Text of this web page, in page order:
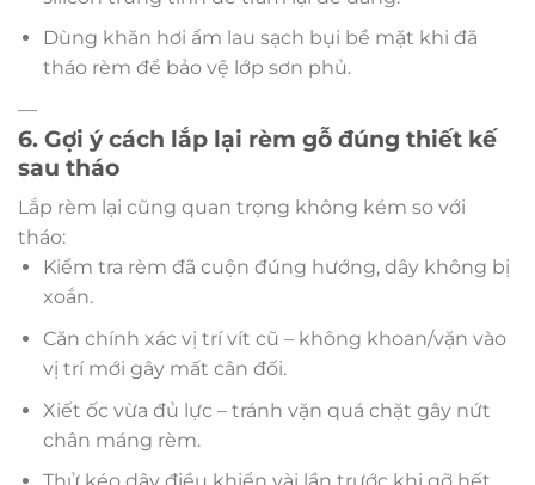
Dùng khăn hơi ẩm lau sạch bụi bề mặt khi đã
tháo rèm để bảo vệ lớp sơn phủ.
—
6. Gợi ý cách lắp lại rèm gỗ đúng thiết kế
sau tháo
Lắp rèm lại cũng quan trọng không kém so với
tháo:
Kiểm tra rèm đã cuộn đúng hướng, dây không bị
xoắn.
Căn chính xác vị trí vít cũ – không khoan/vặn vào
vị trí mới gây mất cân đối.
Xiết ốc vừa đủ lực – tránh vặn quá chặt gây nứt
chân máng rèm.